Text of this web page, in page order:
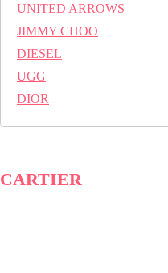
UNITED ARROWS
JIMMY CHOO
DIESEL
UGG
DIOR
CARTIER